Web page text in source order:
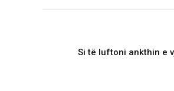
Si të luftoni ankthin e